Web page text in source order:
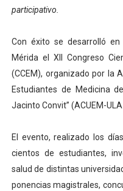
participativo.
Con éxito se desarrolló
Mérida el XII Congreso
(CCEM), organizado por la
Estudiantes de Medicina
Jacinto Convit” (ACUEM-
El evento, realizado los
cientos de estudiantes,
salud de distintas
ponencias magistrales,